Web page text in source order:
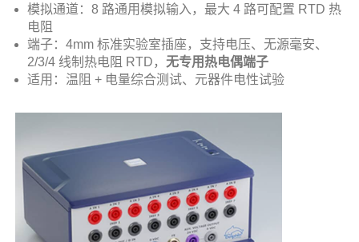
模拟通道：8 路通用模拟输入，最大 4 路可配置 RTD 热
电阻
端子：4mm 标准实验室插座，支持电压、无源毫安、
2/3/4 线制热电阻 RTD， 无专用热电偶端子
适用：温阻 + 电量综合测试、元器件电性试验